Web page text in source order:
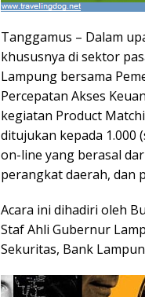
Tanggamus – Dalam
khususnya di sektor
Lampung bersama
Percepatan Akses
kegiatan Product
ditujukan kepada 1.000
on-line yang berasal
perangkat daerah, dan
Acara ini dihadiri oleh
Staf Ahli Gubernur
Sekuritas, Bank